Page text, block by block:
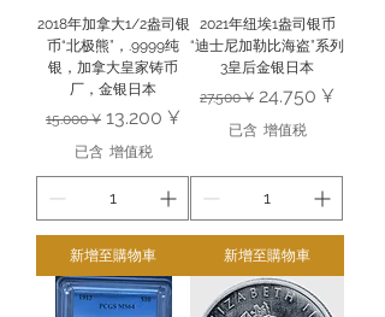
2018年加拿大1/2盎司银
币“北极熊”，.9999纯
银，加拿大皇家铸币
厂，金银日本
一般價格
15.000 ¥ 促銷價格
13.200 ¥
已含 增值税
新增至購物車
2021年纽埃1盎司银币
“迪士尼加勒比海盗”系列
3皇后金银日本
一般價格
27.500 ¥ 促銷價格
24.750 ¥
已含 增值税
新增至購物車